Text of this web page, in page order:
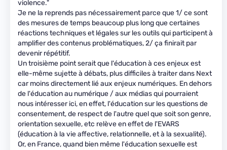
violence."
Je ne la reprends pas nécessairement parce que 1/ ce sont
des mesures de temps beaucoup plus long que certaines
réactions techniques et légales sur les outils qui participent à
amplifier des contenus problématiques, 2/ ça finirait par
devenir répétitif.
Un troisième point serait que l'éducation à ces enjeux est
elle-même sujette à débats, plus difficiles à traiter dans Next
car moins directement lié aux enjeux numériques. En dehors
de l'éducation au numérique / aux médias qui pourraient
nous intéresser ici, en effet, l'éducation sur les questions de
consentement, de respect de l'autre quel que soit son genre,
orientation sexuelle, etc relève en effet de l'EVARS
(éducation à la vie affective, relationnelle, et à la sexualité).
Or, en France, quand bien même l'éducation sexuelle est